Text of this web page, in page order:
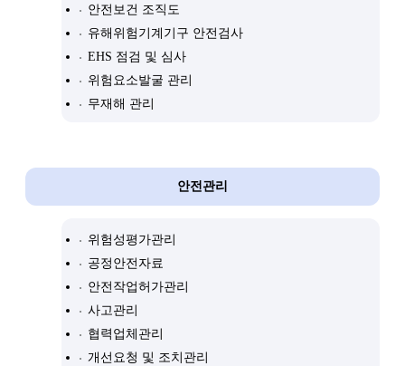
안전보건 조직도
유해위험기계기구 안전검사
EHS 점검 및 심사
위험요소발굴 관리
무재해 관리
안전관리
위험성평가관리
공정안전자료
안전작업허가관리
사고관리
협력업체관리
개선요청 및 조치관리